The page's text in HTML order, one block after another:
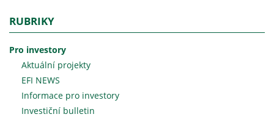
RUBRIKY
Pro investory
Aktuální projekty
EFI NEWS
Informace pro investory
Investiční bulletin